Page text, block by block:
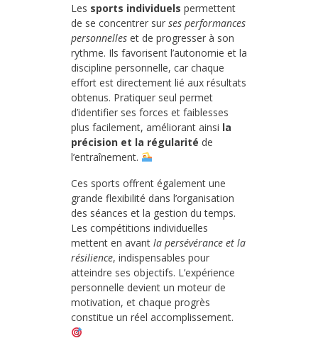
Les sports individuels permettent
de se concentrer sur ses performances
personnelles et de progresser à son
rythme. Ils favorisent l’autonomie et la
discipline personnelle, car chaque
effort est directement lié aux résultats
obtenus. Pratiquer seul permet
d’identifier ses forces et faiblesses
plus facilement, améliorant ainsi la
précision et la régularité de
l’entraînement.
Ces sports offrent également une
grande flexibilité dans l’organisation
des séances et la gestion du temps.
Les compétitions individuelles
mettent en avant la persévérance et la
résilience, indispensables pour
atteindre ses objectifs. L’expérience
personnelle devient un moteur de
motivation, et chaque progrès
constitue un réel accomplissement.